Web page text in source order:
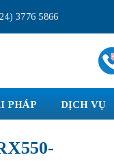
3776 5866
PHÁP DỊCH VỤ